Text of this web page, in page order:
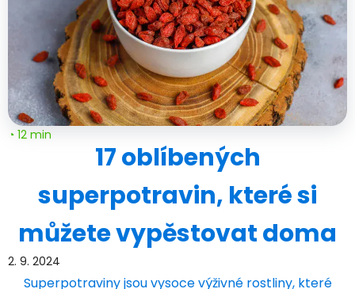
◔ 12 min
17 oblíbených
superpotravin, které si
můžete vypěstovat doma
2. 9. 2024
Superpotraviny jsou vysoce výživné rostliny, které